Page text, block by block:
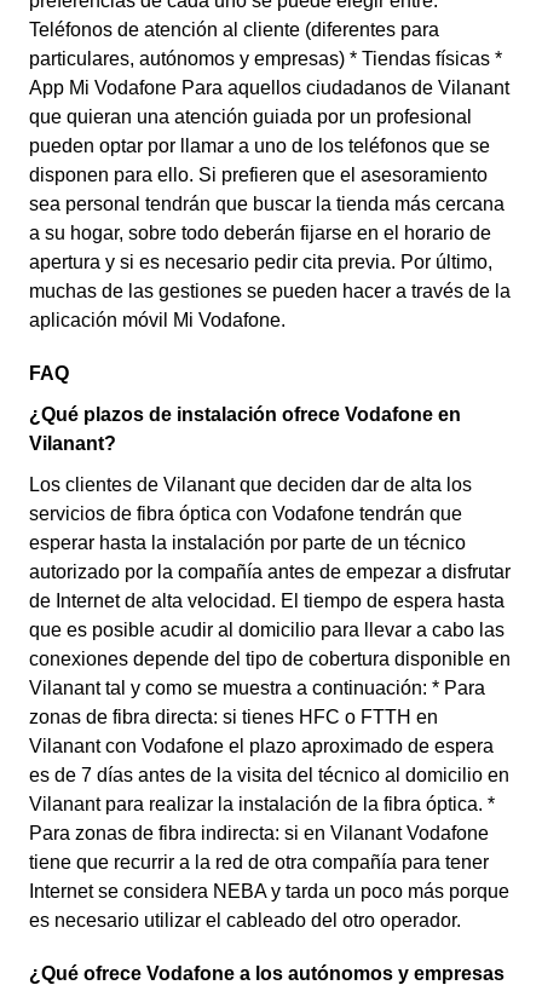
Teléfonos de atención al cliente (diferentes para
particulares, autónomos y empresas) * Tiendas físicas *
App Mi Vodafone Para aquellos ciudadanos de Vilanant
que quieran una atención guiada por un profesional
pueden optar por llamar a uno de los teléfonos que se
disponen para ello. Si prefieren que el asesoramiento
sea personal tendrán que buscar la tienda más cercana
a su hogar, sobre todo deberán fijarse en el horario de
apertura y si es necesario pedir cita previa. Por último,
muchas de las gestiones se pueden hacer a través de la
aplicación móvil Mi Vodafone.
FAQ
¿Qué plazos de instalación ofrece Vodafone en
Vilanant?
Los clientes de Vilanant que deciden dar de alta los
servicios de fibra óptica con Vodafone tendrán que
esperar hasta la instalación por parte de un técnico
autorizado por la compañía antes de empezar a disfrutar
de Internet de alta velocidad. El tiempo de espera hasta
que es posible acudir al domicilio para llevar a cabo las
conexiones depende del tipo de cobertura disponible en
Vilanant tal y como se muestra a continuación: * Para
zonas de fibra directa: si tienes HFC o FTTH en
Vilanant con Vodafone el plazo aproximado de espera
es de 7 días antes de la visita del técnico al domicilio en
Vilanant para realizar la instalación de la fibra óptica. *
Para zonas de fibra indirecta: si en Vilanant Vodafone
tiene que recurrir a la red de otra compañía para tener
Internet se considera NEBA y tarda un poco más porque
es necesario utilizar el cableado del otro operador.
¿Qué ofrece Vodafone a los autónomos y empresas